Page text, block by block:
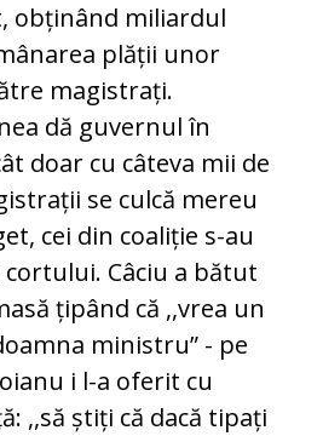
obținând miliardul
plății unor
magistrați.
dă guvernul în
doar cu câteva mii de
se culcă mereu
cei din coaliție s-au
cortului. Câciu a bătut
țipând că ,,vrea un
ministru” - pe
i l-a oferit cu
,,să știți că dacă tipați